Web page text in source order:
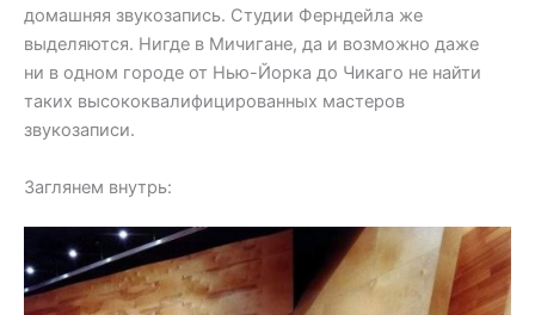
домашняя звукозапись. Студии Ферндейла же
выделяются. Нигде в Мичигане, да и возможно даже
ни в одном городе от Нью-Йорка до Чикаго не найти
таких высококвалифицированных мастеров
звукозаписи.
Заглянем внутрь: